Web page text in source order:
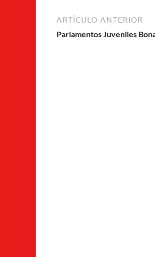
ARTÍCULO ANTERIOR
Parlamentos Juveniles